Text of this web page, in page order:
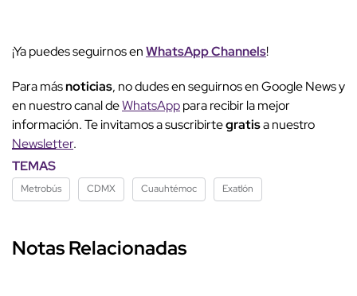
¡Ya puedes seguirnos enWhatsApp Channels!
Para másnoticias, no dudes en seguirnos en Google News y
en nuestro canal deWhatsApppara recibir la mejor
información. Te invitamos a suscribirtegratisa nuestro
Newsletter.
TEMAS
Metrobús CDMX Cuauhtémoc Exatlón
Notas Relacionadas